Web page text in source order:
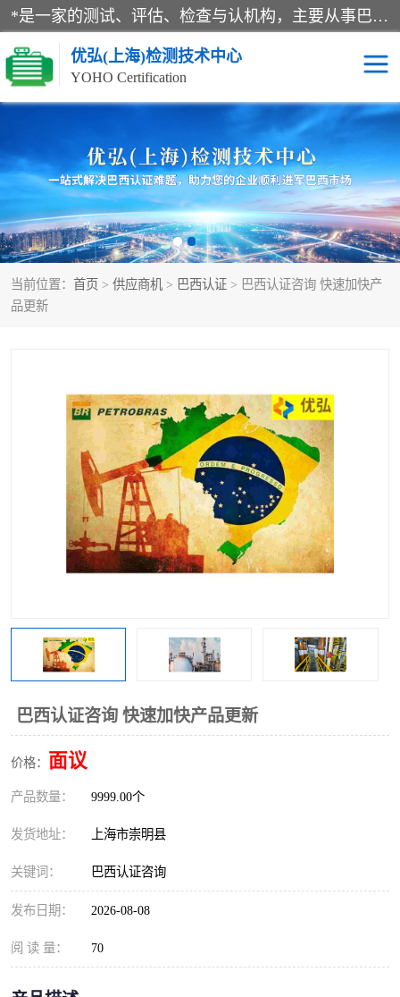
*是一家的测试、评估、检查与认机构，主要从事巴西NR10认证、NR12认证、NR13认证；ANATEL认证、INMTRO认证，欧盟CE认证：MD认证，PED认证，MID认证，ATEX认证，德国蓝色天使认证。
优弘(上海)检测技术中心
YOHO Certification
当前位置： 首页 > 供应商机 > 巴西认证 > 巴西认证咨询 快速加快产
品更新
巴西认证咨询 快速加快产品更新
价格： 面议
产品数量： 9999.00个
发货地址： 上海市崇明县
关键词： 巴西认证咨询
发布日期： 2026-08-08
阅 读 量： 70
RECYCLASS认证 NR10认证
NR12认证 NR13认证
ART认证 巴西NR认证
巴西认证 RETIE认证